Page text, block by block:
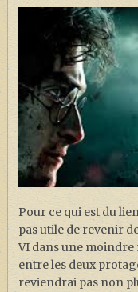
Pour ce qui est du
pas utile de revenir
VI dans une
entre les deux
reviendrai pas non